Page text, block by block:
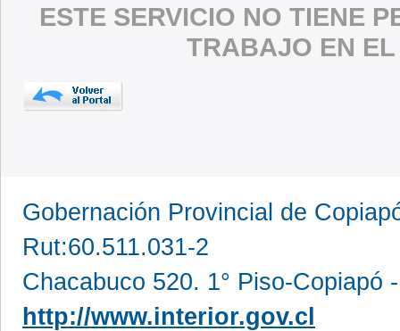
ESTE SERVICIO NO TIENE
TRABAJO EN
Gobernación Provincial de
Rut:60.511.031-2
Chacabuco 520. 1° Piso-Copiapó
http://www.interior.gov.cl